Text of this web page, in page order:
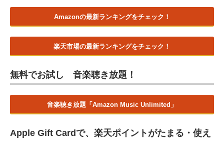
Amazonの最新ランキングをチェック！
楽天市場の最新ランキングをチェック！
無料でお試し 音楽聴き放題！
音楽聴き放題「Amazon Music Unlimited」
Apple Gift Cardで、楽天ポイントがたまる・使え